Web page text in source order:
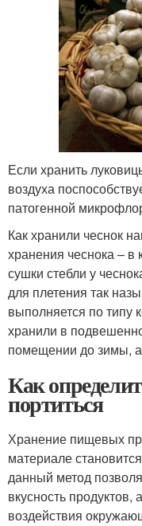
Если хранить
воздуха
патогенной
Как хранили чеснок
хранения чеснока –
сушки стебли у
для плетения так
выполняется по типу
хранили в
помещении до зимы,
Как
портиться
Хранение пищевых
материале
данный метод
вкусность
воздействия